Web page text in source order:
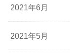
2021年6月
2021年5月